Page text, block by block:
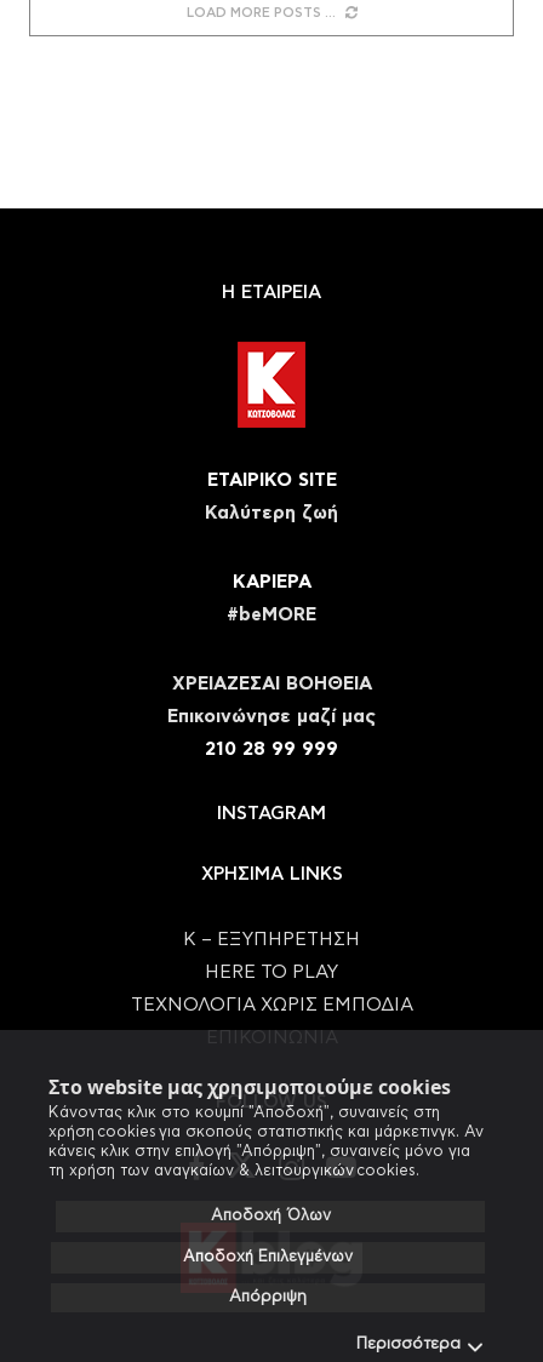
Στο website μας χρησιμοποιούμε cookies
Κάνοντας κλικ στο κουμπί "Αποδοχή", συναινείς στη
χρήση cookies για σκοπούς στατιστικής και μάρκετινγκ. Αν
κάνεις κλικ στην επιλογή "Απόρριψη", συναινείς μόνο για
τη χρήση των αναγκαίων & λειτουργικών cookies.
Αποδοχή Όλων
Αποδοχή Επιλεγμένων
Απόρριψη
Περισσότερα
LOAD MORE POSTS
Η ΕΤΑΙΡΕΙΑ
ΕΤΑΙΡΙΚΟ SITE
Καλύτερη ζωή
ΚΑΡΙΕΡΑ
#beMORE
ΧΡΕΙΑΖΕΣΑΙ ΒΟΗΘΕΙΑ
Eπικοινώνησε μαζί μας
210 28 99 999
INSTAGRAM
ΧΡΗΣΙΜΑ LINKS
Κ – ΕΞΥΠΗΡΕΤΗΣΗ
HERE TO PLAY
ΤΕΧΝΟΛΟΓΙΑ ΧΩΡΙΣ ΕΜΠΟΔΙΑ
FOLLOW US